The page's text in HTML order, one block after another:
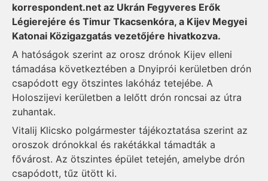
korrespondent.net az Ukrán Fegyveres Erők
Légierejére és Timur Tkacsenkóra, a Kijev Megyei
Katonai Közigazgatás vezetőjére hivatkozva.
A hatóságok szerint az orosz drónok Kijev elleni
támadása következtében a Dnyiprói kerületben drón
csapódott egy ötszintes lakóház tetejébe. A
Holoszijevi kerületben a lelőtt drón roncsai az útra
zuhantak.
Vitalij Klicsko polgármester tájékoztatása szerint az
oroszok drónokkal és rakétákkal támadták a
fővárost. Az ötszintes épület tetején, amelybe drón
csapódott, tűz ütött ki.